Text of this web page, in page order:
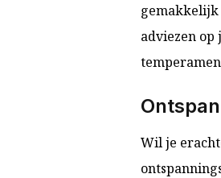
gemakkelijk
adviezen op
Wil je